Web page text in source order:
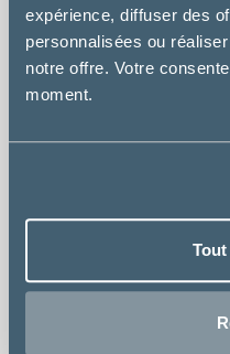
expérience, diffuser des
personnalisées ou
notre offre. Votre
moment.
chez
sur
site